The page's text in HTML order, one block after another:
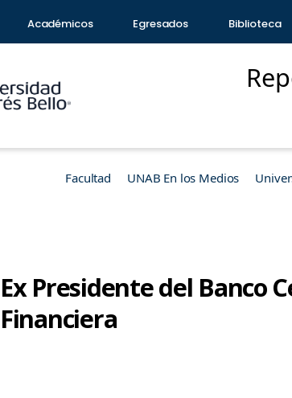
Académicos Egresados Biblioteca
Facultad UNAB En los Medios
Ex Presidente del Banco
Financiera